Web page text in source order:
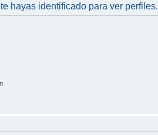
hayas identificado para ver perfiles.